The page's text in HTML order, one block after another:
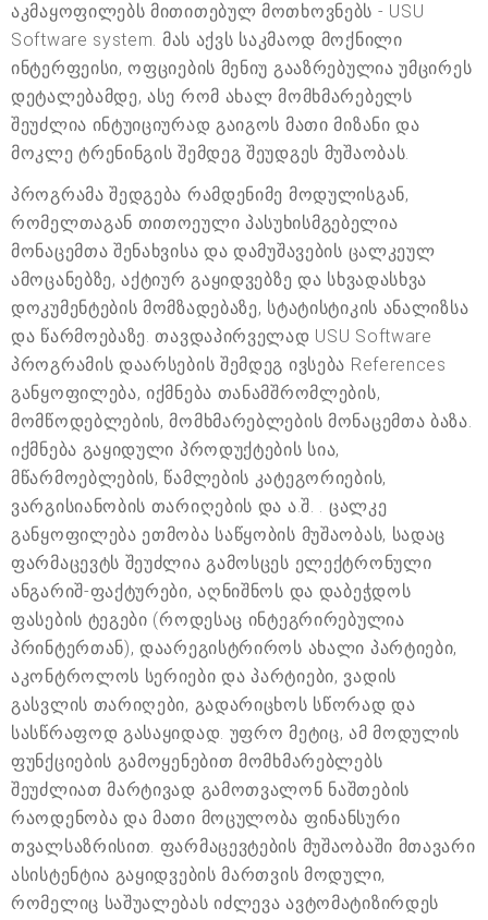
აკმაყოფილებს მითითებულ მოთხოვნებს - USU
Software system. მას აქვს საკმაოდ მოქნილი
ინტერფეისი, ოფციების მენიუ გააზრებულია უმცირეს
დეტალებამდე, ასე რომ ახალ მომხმარებელს
შეუძლია ინტუიციურად გაიგოს მათი მიზანი და
მოკლე ტრენინგის შემდეგ შეუდგეს მუშაობას.
პროგრამა შედგება რამდენიმე მოდულისგან,
რომელთაგან თითოეული პასუხისმგებელია
მონაცემთა შენახვისა და დამუშავების ცალკეულ
ამოცანებზე, აქტიურ გაყიდვებზე და სხვადასხვა
დოკუმენტების მომზადებაზე, სტატისტიკის ანალიზსა
და წარმოებაზე. თავდაპირველად USU Software
პროგრამის დაარსების შემდეგ ივსება References
განყოფილება, იქმნება თანამშრომლების,
მომწოდებლების, მომხმარებლების მონაცემთა ბაზა.
იქმნება გაყიდული პროდუქტების სია,
მწარმოებლების, წამლების კატეგორიების,
ვარგისიანობის თარიღების და ა.შ. . ცალკე
განყოფილება ეთმობა საწყობის მუშაობას, სადაც
ფარმაცევტს შეუძლია გამოსცეს ელექტრონული
ანგარიშ-ფაქტურები, აღნიშნოს და დაბეჭდოს
ფასების ტეგები (როდესაც ინტეგრირებულია
პრინტერთან), დაარეგისტრიროს ახალი პარტიები,
აკონტროლოს სერიები და პარტიები, ვადის
გასვლის თარიღები, გადარიცხოს სწორად და
სასწრაფოდ გასაყიდად. უფრო მეტიც, ამ მოდულის
ფუნქციების გამოყენებით მომხმარებლებს
შეუძლიათ მარტივად გამოთვალონ ნაშთების
რაოდენობა და მათი მოცულობა ფინანსური
თვალსაზრისით. ფარმაცევტების მუშაობაში მთავარი
ასისტენტია გაყიდვების მართვის მოდული,
რომელიც საშუალებას იძლევა ავტომატიზირდეს